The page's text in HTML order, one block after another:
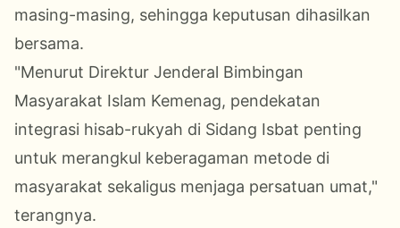
masing-masing, sehingga keputusan dihasilkan
bersama.
"Menurut Direktur Jenderal Bimbingan
Masyarakat Islam Kemenag, pendekatan
integrasi hisab-rukyah di Sidang Isbat penting
untuk merangkul keberagaman metode di
masyarakat sekaligus menjaga persatuan umat,"
terangnya.